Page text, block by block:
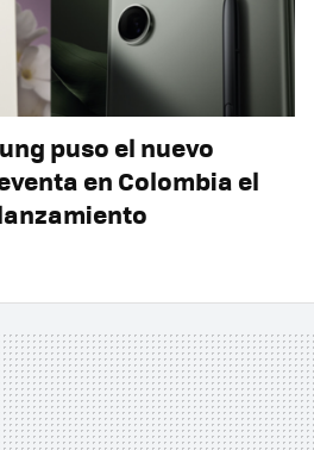
puso el nuevo
en Colombia el